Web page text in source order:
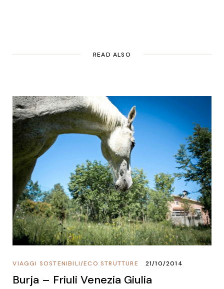
READ ALSO
ECO STRUTTURE
/
VIAGGI SOSTENIBILI 21/10/2014
Burja – Friuli Venezia Giulia